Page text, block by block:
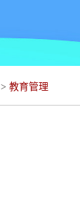
> 教育管理